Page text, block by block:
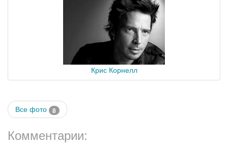
Крис Корнелл
Все фото 8
Комментарии: